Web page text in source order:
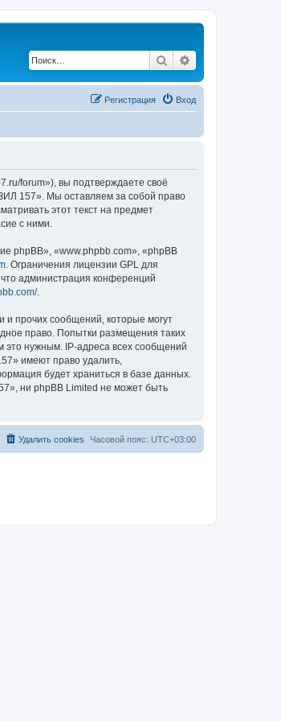
Поиск
Вход
Регистрация
forum»), вы подтверждаете своё
157». Мы оставляем за собой право
этот текст на предмет
с ними.
phpBB», «www.phpbb.com», «phpBB
. Ограничения лицензии GPL для
администрация конференций
.
и прочих сообщений, которые могут
право. Попытки размещения таких
это нужным. IP-адреса всех сообщений
имеют право удалить,
будет храниться в базе данных.
ни phpBB Limited не может быть
Часовой пояс: UTC+03:00
Удалить cookies